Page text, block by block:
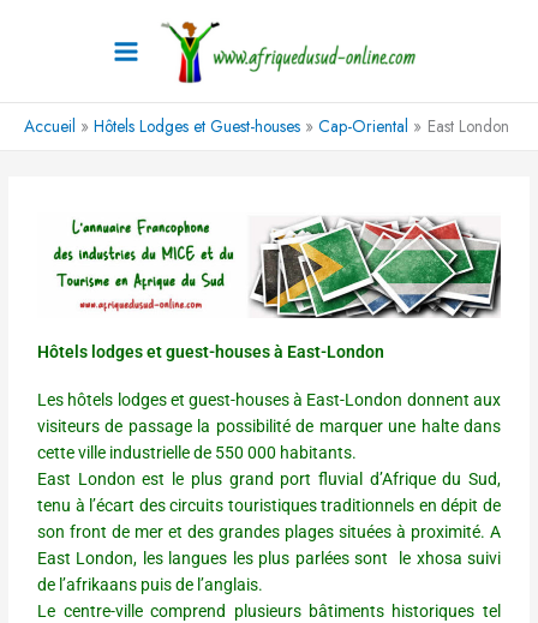
Accueil Hôtels Lodges et Guest-houses Cap-Oriental East London
Hôtels lodges et guest-houses à East-London
Les hôtels lodges et guest-houses à East-London donnent aux
visiteurs de passage la possibilité de marquer une halte dans
cette ville industrielle de 550 000 habitants.
East London est le plus grand port fluvial d’Afrique du Sud,
tenu à l’écart des circuits touristiques traditionnels en dépit de
son front de mer et des grandes plages situées à proximité. A
East London, les langues les plus parlées sont le xhosa suivi
de l’afrikaans puis de l’anglais.
Le centre-ville comprend plusieurs bâtiments historiques tel